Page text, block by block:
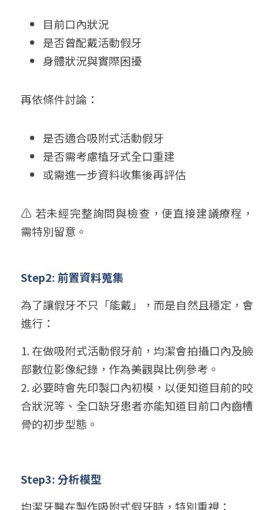
目前口內狀況
是否曾配戴活動假牙
身體狀況與實際困擾
再依條件討論：
是否適合吸附式活動假牙
是否需考慮植牙式全口重建
或需進一步資料收集後再評估
⚠️ 若未經完整詢問與檢查，便直接建議療程，
需特別留意。
Step2: 前置資料蒐集
為了讓假牙不只「能戴」，而是自然且穩定，會
進行：
1. 在做吸附式活動假牙前，均潔會拍攝口內及臉
部數位影像紀錄， 作為美觀與比例參考 。
2. 必要時會先印製口內初模，以便知道目前的咬
合狀況等、全口缺牙患者亦能知道目前口內齒槽
骨的初步型態。
Step3: 分析模型
均潔牙醫在製作吸附式假牙時，特別重視：